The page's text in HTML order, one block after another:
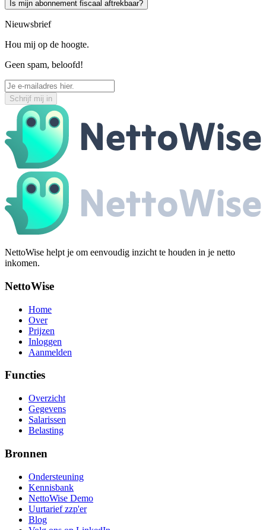
Is mijn abonnement fiscaal aftrekbaar?
Nieuwsbrief
Hou mij op de hoogte.
Geen spam, beloofd!
Schrijf mij in
NettoWise helpt je om eenvoudig inzicht te houden in je netto
inkomen.
NettoWise
Home
Over
Prijzen
Inloggen
Aanmelden
Functies
Overzicht
Gegevens
Salarissen
Belasting
Bronnen
Ondersteuning
Kennisbank
NettoWise Demo
Uurtarief zzp'er
Blog